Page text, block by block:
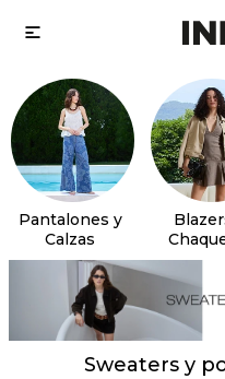

Pantalones y
Calzas
Sweaters y